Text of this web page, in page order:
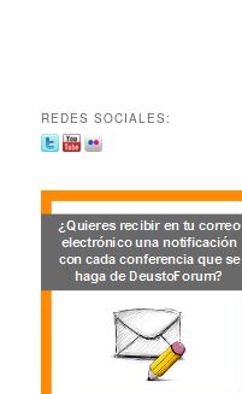
REDES SOCIALES: